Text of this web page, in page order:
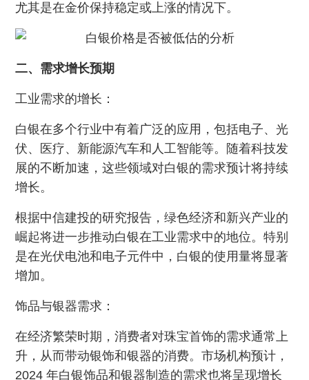
尤其是在金价保持稳定或上涨的情况下。
二、需求增长预期
工业需求的增长：
白银在多个行业中有着广泛的应用，包括电子、光
伏、医疗、新能源汽车和人工智能等。随着科技发
展的不断加速，这些领域对白银的需求预计将持续
增长。
根据中信建投的研究报告，绿色经济和新兴产业的
崛起将进一步推动白银在工业需求中的地位。特别
是在光伏电池和电子元件中，白银的使用量将显著
增加。
饰品与银器需求：
在经济繁荣时期，消费者对珠宝首饰的需求通常上
升，从而带动银饰和银器的消费。市场机构预计，
2024 年白银饰品和银器制造的需求也将呈现增长